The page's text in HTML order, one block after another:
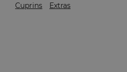
Cuprins Extras